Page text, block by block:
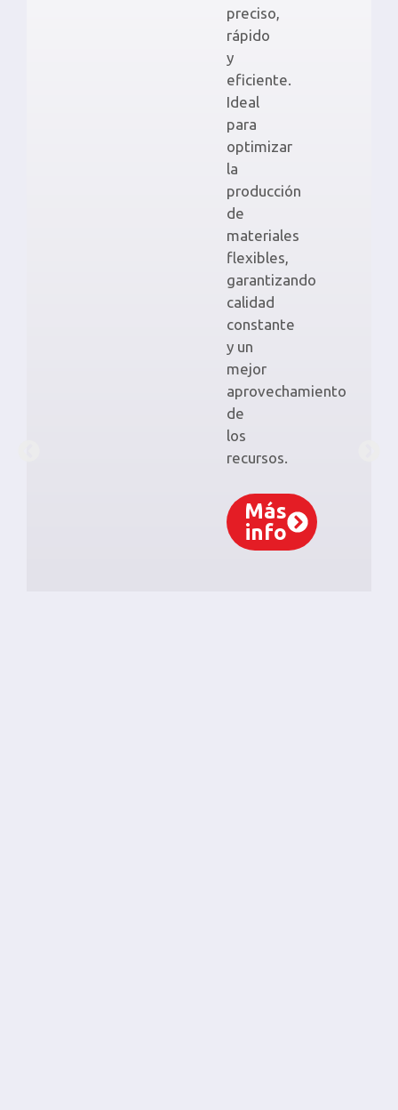
preciso,
rápido
y
eficiente.
Ideal
para
optimizar
la
producción
de
materiales
flexibles,
garantizando
calidad
constante
y un
mejor
aprovechamiento
de
los
recursos.
Más
info